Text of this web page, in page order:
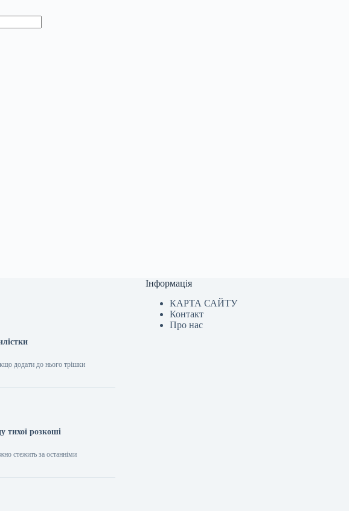
додати до нього трішки
тихої розкоші
стежить за останніми
Інформація
КАРТА САЙТУ
Контакт
Про нас